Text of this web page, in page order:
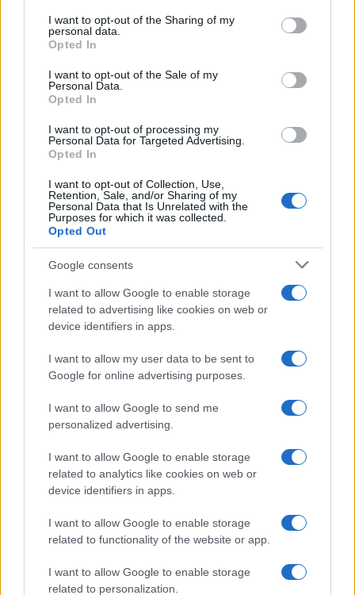
further disclose it to other third parties.
Please note that this website/app uses one or more Google
services and may gather and store information including but
not limited to your visit or usage behaviour. You may click to
grant or deny consent to Google and its third-party tags to
consent section.
I want to opt-out of the Sharing of my
personal data.
Opted In
I want to opt-out of the Sale of my
Personal Data.
Opted In
I want to opt-out of processing my
Personal Data for Targeted Advertising.
Opted In
I want to opt-out of Collection, Use,
Retention, Sale, and/or Sharing of my
Personal Data that Is Unrelated with the
Purposes for which it was collected.
Opted Out
Google consents
I want to allow Google to enable storage
related to advertising like cookies on web or
device identifiers in apps.
I want to allow my user data to be sent to
Google for online advertising purposes.
I want to allow Google to send me
personalized advertising.
I want to allow Google to enable storage
related to analytics like cookies on web or
device identifiers in apps.
I want to allow Google to enable storage
related to functionality of the website or app.
I want to allow Google to enable storage
related to personalization.
©2026 - rifaidate.it - p.iva 03338800984 Privacy Pubblicità